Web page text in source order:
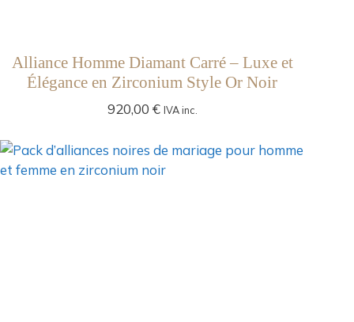
Alliance Homme Diamant Carré – Luxe et
Élégance en Zirconium Style Or Noir
920,00 € IVA inc.